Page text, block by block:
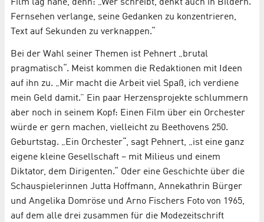
Film lag nahe, denn: „Wer schreibt, denkt auch in Bildern.
Fernsehen verlange, seine Gedanken zu konzentrieren,
Text auf Sekunden zu verknappen.“
Bei der Wahl seiner Themen ist Pehnert „brutal
pragmatisch“. Meist kommen die Redaktionen mit Ideen
auf ihn zu. „Mir macht die Arbeit viel Spaß, ich verdiene
mein Geld damit.” Ein paar Herzensprojekte schlummern
aber noch in seinem Kopf: Einen Film über ein Orchester
würde er gern machen, vielleicht zu Beethovens 250.
Geburtstag. „Ein Orchester“, sagt Pehnert, „ist eine ganz
eigene kleine Gesellschaft – mit Milieus und einem
Diktator, dem Dirigenten.“ Oder eine Geschichte über die
Schauspielerinnen Jutta Hoffmann, Annekathrin Bürger
und Angelika Domröse und Arno Fischers Foto von 1965,
auf dem alle drei zusammen für die Modezeitschrift